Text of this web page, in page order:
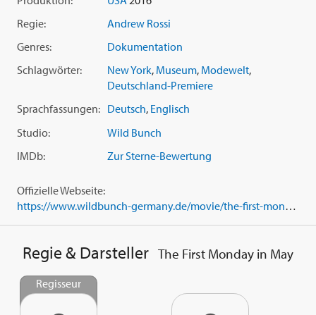
Regie:
Andrew Rossi
Genres:
Dokumentation
Schlagwörter:
New York, Museum, Modewelt,
Deutschland-Premiere
Sprachfassungen: Deutsch, Englisch
Studio:
Wild Bunch
IMDb:
Zur Sterne-Bewertung
Offizielle Webseite:
https://www.wildbunch-germany.de/movie/the-first-monday-in-may
Regie & Darsteller The First Monday in May
Regisseur